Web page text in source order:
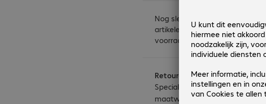
Nog slechts enkele
artikelen op
voorraad.
Retouren
Speciale
maatwerkproducten,